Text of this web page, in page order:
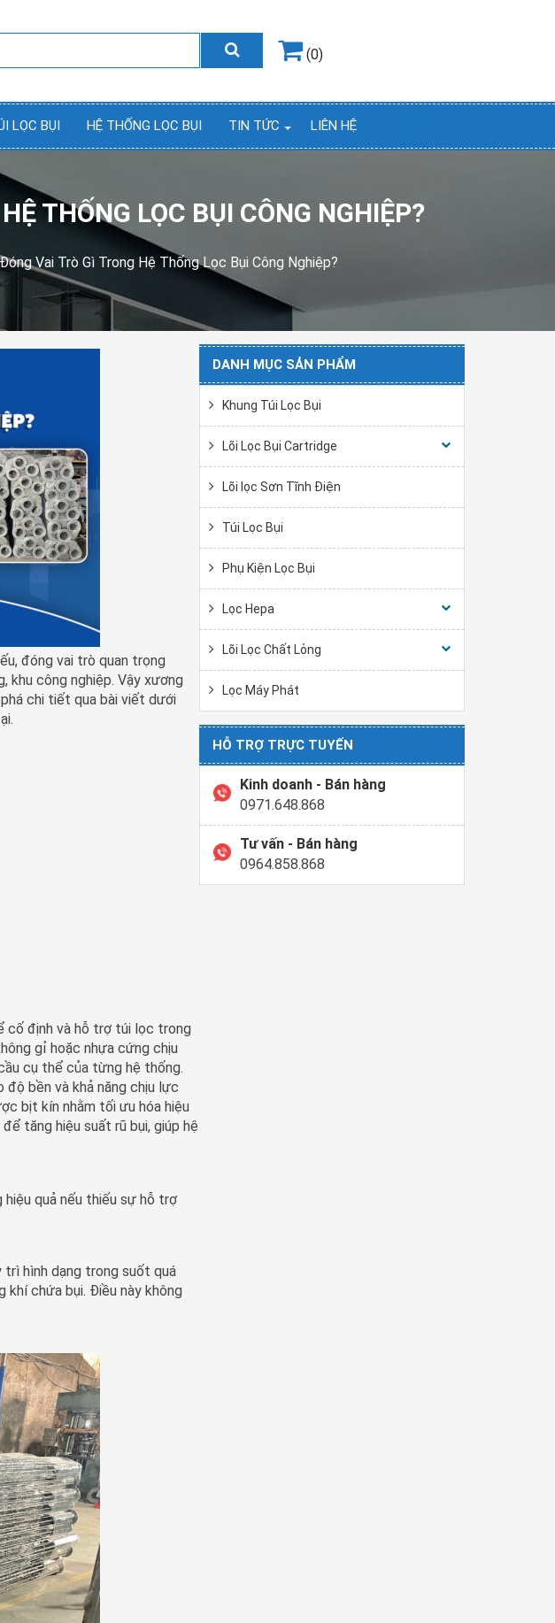
(0)
LỌC BỤI HỆ THỐNG LỌC BỤI TIN TỨC LIÊN HỆ
THỐNG LỌC BỤI CÔNG NGHIỆP?
Vai Trò Gì Trong Hệ Thống Lọc Bụi Công Nghiệp?
đóng vai trò quan trọng
khu công nghiệp. Vậy xương
chi tiết qua bài viết dưới
cố định và hỗ trợ túi lọc trong
gỉ hoặc nhựa cứng chịu
cụ thể của từng hệ thống.
bền và khả năng chịu lực
bịt kín nhằm tối ưu hóa hiệu
tăng hiệu suất rũ bụi, giúp hệ
quả nếu thiếu sự hỗ trợ
trì hình dạng trong suốt quá
khí chứa bụi. Điều này không
DANH MỤC SẢN PHẨM
Khung Túi Lọc Bụi
Lõi Lọc Bụi Cartridge
Lõi lọc Sơn Tĩnh Điện
Túi Lọc Bụi
Phụ Kiện Lọc Bụi
Lọc Hepa
Lõi Lọc Chất Lỏng
Lọc Máy Phát
HỖ TRỢ TRỰC TUYẾN
Kinh doanh - Bán hàng
0971.648.868
Tư vấn - Bán hàng
0964.858.868